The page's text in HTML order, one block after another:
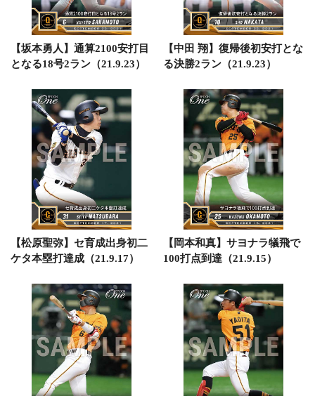
【坂本勇人】通算2100安打目
となる18号2ラン（21.9.23）
【中田 翔】復帰後初安打とな
る決勝2ラン（21.9.23）
【松原聖弥】セ育成出身初二
ケタ本塁打達成（21.9.17）
【岡本和真】サヨナラ犠飛で
100打点到達（21.9.15）